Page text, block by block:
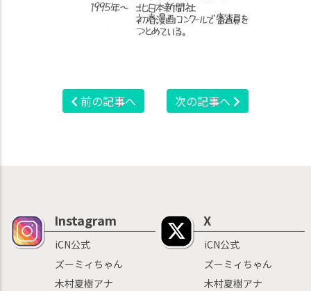
前の記事へ 次の記事へ
Instagram
iCN公式
ズーミィちゃん
木村夏樹アナ
X
iCN公式
ズーミィちゃん
木村夏樹アナ